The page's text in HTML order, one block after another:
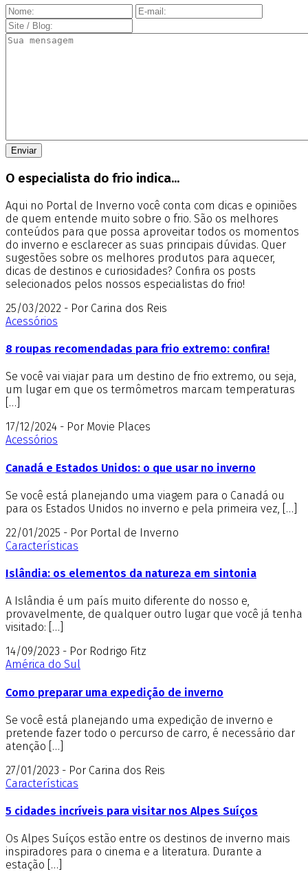
O especialista do frio indica...
Aqui no Portal de Inverno você conta com dicas e opiniões
de quem entende muito sobre o frio. São os melhores
conteúdos para que possa aproveitar todos os momentos
do inverno e esclarecer as suas principais dúvidas. Quer
sugestões sobre os melhores produtos para aquecer,
dicas de destinos e curiosidades? Confira os posts
selecionados pelos nossos especialistas do frio!
25/03/2022 - Por Carina dos Reis
Acessórios
8 roupas recomendadas para frio extremo: confira!
Se você vai viajar para um destino de frio extremo, ou seja,
um lugar em que os termômetros marcam temperaturas
[…]
17/12/2024 - Por Movie Places
Acessórios
Canadá e Estados Unidos: o que usar no inverno
Se você está planejando uma viagem para o Canadá ou
para os Estados Unidos no inverno e pela primeira vez, […]
22/01/2025 - Por Portal de Inverno
Características
Islândia: os elementos da natureza em sintonia
A Islândia é um país muito diferente do nosso e,
provavelmente, de qualquer outro lugar que você já tenha
visitado: […]
14/09/2023 - Por Rodrigo Fitz
América do Sul
Como preparar uma expedição de inverno
Se você está planejando uma expedição de inverno e
pretende fazer todo o percurso de carro, é necessário dar
atenção […]
27/01/2023 - Por Carina dos Reis
Características
5 cidades incríveis para visitar nos Alpes Suíços
Os Alpes Suíços estão entre os destinos de inverno mais
inspiradores para o cinema e a literatura. Durante a
estação […]